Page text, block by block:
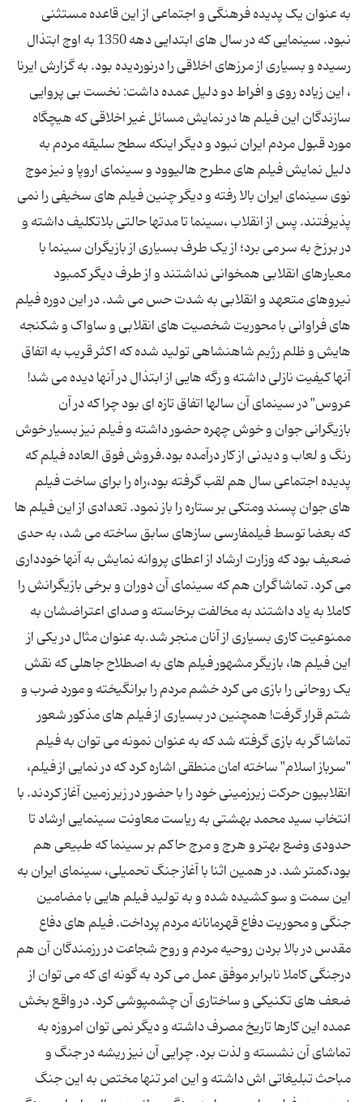
به عنوان یک پدیده فرهنگی و اجتماعی از این قاعده مستثنی
نبود. سینمایی که در سال های ابتدایی دهه 1350 به اوج ابتذال
رسیده و بسیاری از مرزهای اخلاقی را درنوردیده بود. به گزارش ایرنا
، این زیاده روی و افراط دو دلیل عمده داشت: نخست بی پروایی
سازندگان این فیلم ها در نمایش مسائل غیر اخلاقی که هیچگاه
مورد قبول مردم ایران نبود و دیگر اینکه سطح سلیقه مردم به
دلیل نمایش فیلم های مطرح هالیوود و سینمای اروپا و نیز موج
نوی سینمای ایران بالا رفته و دیگر چنین فیلم های سخیفی را نمی
پذیرفتند. پس از انقلاب ،سینما تا مدتها حالتی بلاتکلیف داشته و
در برزخ به سر می برد؛ از یک طرف بسیاری از بازیگران سینما با
معیارهای انقلابی همخوانی نداشتند و از طرف دیگر کمبود
نیروهای متعهد و انقلابی به شدت حس می شد. در این دوره فیلم
های فراوانی با محوریت شخصیت های انقلابی و ساواک و شکنجه
هایش و ظلم رژیم شاهنشاهی تولید شده که اکثر قریب به اتفاق
آنها کیفیت نازلی داشته و رگه هایی از ابتذال در آنها دیده می شد!
عروس" در سینمای آن سالها اتفاق تازه ای بود چرا که در آن
بازیگرانی جوان و خوش چهره حضور داشته و فیلم نیز بسیار خوش
رنگ و لعاب و دیدنی از کار درآمده بود.فروش فوق العاده فیلم که
پدیده اجتماعی سال هم لقب گرفته بود،راه را برای ساخت فیلم
های جوان پسند ومتکی بر ستاره را باز نمود. تعدادی از این فیلم ها
که بعضا توسط فیلمفارسی سازهای سابق ساخته می شد، به حدی
ضعیف بود که وزارت ارشاد از اعطای پروانه نمایش به آنها خودداری
می کرد. تماشاگران هم که سینمای آن دوران و برخی بازیگرانش را
کاملا به یاد داشتند به مخالفت برخاسته و صدای اعتراضشان به
ممنوعیت کاری بسیاری از آنان منجر شد.به عنوان مثال در یکی از
این فیلم ها، بازیگر مشهور فیلم های به اصطلاح جاهلی که نقش
یک روحانی را بازی می کرد خشم مردم را برانگیخته و مورد ضرب و
شتم قرار گرفت! همچنین در بسیاری از فیلم های مذکور شعور
تماشاگر به بازی گرفته شد که به عنوان نمونه می توان به فیلم
"سرباز اسلام" ساخته امان منطقی اشاره کرد که در نمایی از فیلم،
انقلابیون حرکت زیرزمینی خود را با حضور در زیر زمین آغاز کردند. با
انتخاب سید محمد بهشتی به ریاست معاونت سینمایی ارشاد تا
حدودی وضع بهتر و هرج و مرج حاکم بر سینما که طبیعی هم
بود،کمتر شد. در همین اثنا با آغاز جنگ تحمیلی، سینمای ایران به
این سمت و سو کشیده شده و به تولید فیلم هایی با مضامین
جنگی و محوریت دفاع قهرمانانه مردم پرداخت. فیلم های دفاع
مقدس در بالا بردن روحیه مردم و روح شجاعت در رزمندگان آن هم
درجنگی کاملا نابرابر موفق عمل می کرد به گونه ای که می توان از
ضعف های تکنیکی و ساختاری آن چشمپوشی کرد. در واقع بخش
عمده این کارها تاریخ مصرف داشته و دیگر نمی توان امروزه به
تماشای آن نشسته و لذت برد. چرایی آن نیز ریشه در جنگ و
مباحث تبلیغاتی اش داشته و این امر تنها مختص به این جنگ